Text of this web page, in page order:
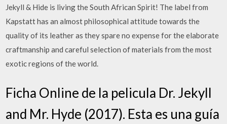
Jekyll & Hide is living the South African Spirit! The label from
Kapstatt has an almost philosophical attitude towards the
quality of its leather as they spare no expense for the elaborate
craftmanship and careful selection of materials from the most
exotic regions of the world.
Ficha Online de la pelicula Dr. Jekyll
and Mr. Hyde (2017). Esta es una guía